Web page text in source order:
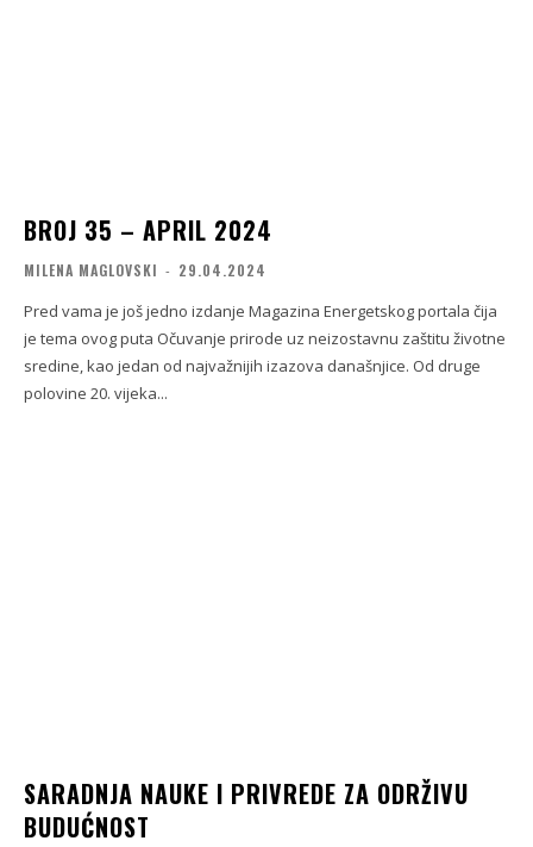
BROJ 35 – APRIL 2024
MILENA MAGLOVSKI - 29.04.2024
Pred vama je još jedno izdanje Magazina Energetskog portala čija
je tema ovog puta Očuvanje prirode uz neizostavnu zaštitu životne
sredine, kao jedan od najvažnijih izazova današnjice. Od druge
polovine 20. vijeka...
SARADNJA NAUKE I PRIVREDE ZA ODRŽIVU
BUDUĆNOST